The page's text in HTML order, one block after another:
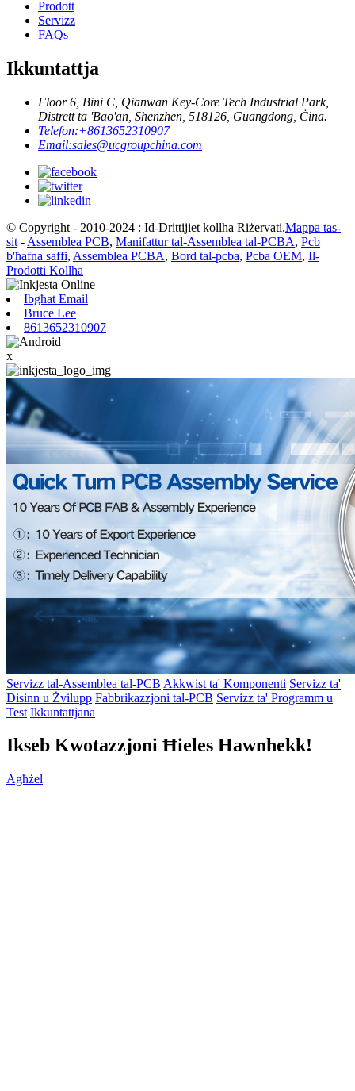
Prodott
Servizz
FAQs
Ikkuntattja
Floor 6, Bini C, Qianwan Key-Core Tech Industrial Park,
Distrett ta 'Bao'an, Shenzhen, 518126, Guangdong, Ċina.
Telefon:+8613652310907
Email:sales@ucgroupchina.com
© Copyright - 2010-2024 : Id-Drittijiet kollha Riżervati.Mappa tas-
sit - Assemblea PCB, Manifattur tal-Assemblea tal-PCBA, Pcb
b'ħafna saffi, Assemblea PCBA, Bord tal-pcba, Pcba OEM, Il-
Prodotti Kollha
Ibgħat Email
Bruce Lee
8613652310907
x
Servizz tal-Assemblea tal-PCB Akkwist ta' Komponenti Servizz ta'
Disinn u Żvilupp Fabbrikazzjoni tal-PCB Servizz ta' Programm u
Test Ikkuntattjana
Ikseb Kwotazzjoni Ħieles Hawnhekk!
Agħżel